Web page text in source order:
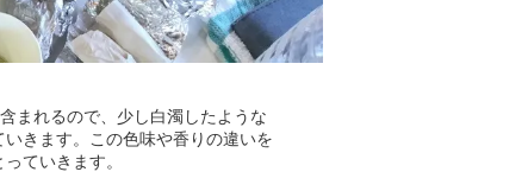
まれるので、少し白濁したような
きます。この色味や香りの違いを
ていきます。